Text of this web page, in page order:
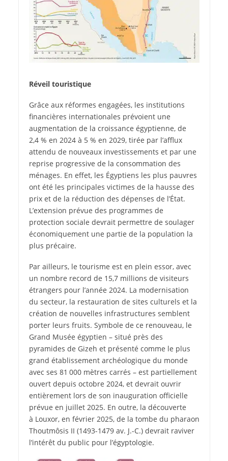
Réveil touristique
Grâce aux réformes engagées, les institutions
financières internationales prévoient une
augmentation de la croissance égyptienne, de
2,4 % en 2024 à 5 % en 2029, tirée par l’afflux
attendu de nouveaux investissements et par une
reprise progressive de la consommation des
ménages. En effet, les Égyptiens les plus pauvres
ont été les principales victimes de la hausse des
prix et de la réduction des dépenses de l’État.
L’extension prévue des programmes de
protection sociale devrait permettre de soulager
économiquement une partie de la population la
plus précaire.
Par ailleurs, le tourisme est en plein essor, avec
un nombre record de 15,7 millions de visiteurs
étrangers pour l’année 2024. La modernisation
du secteur, la restauration de sites culturels et la
création de nouvelles infrastructures semblent
porter leurs fruits. Symbole de ce renouveau, le
Grand Musée égyptien – situé près des
pyramides de Gizeh et présenté comme le plus
grand établissement archéologique du monde
avec ses 81 000 mètres carrés – est partiellement
ouvert depuis octobre 2024, et devrait ouvrir
entièrement lors de son inauguration officielle
prévue en juillet 2025. En outre, la découverte
à Louxor, en février 2025, de la tombe du pharaon
Thoutmôsis II (1493-1479 av. J.-C.) devrait raviver
l’intérêt du public pour l’égyptologie.